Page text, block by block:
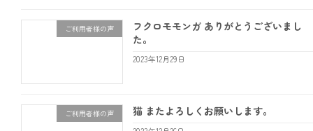
ご利用者様の声
フクロモモンガ ありがとうございまし
た。
2023年12月29日
ご利用者様の声 猫 またよろしくお願いします。